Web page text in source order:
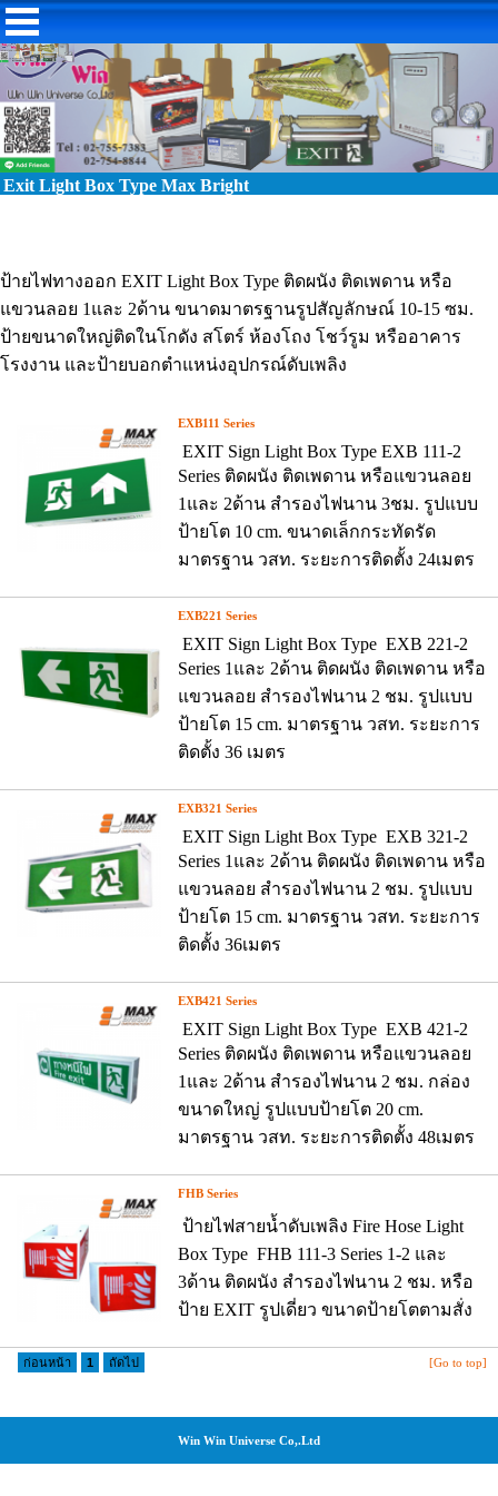
Exit Light Box Type Max Bright
ป้ายไฟทางออก EXIT Light Box Type ติดผนัง ติดเพดาน หรือ
แขวนลอย 1และ 2ด้าน ขนาดมาตรฐานรูปสัญลักษณ์ 10-15 ซม.
ป้ายขนาดใหญ่ติดในโกดัง สโตร์ ห้องโถง โชว์รูม หรืออาคาร
โรงงาน และป้ายบอกตำแหน่งอุปกรณ์ดับเพลิง
EXB111 Series
EXIT Sign Light Box Type EXB 111-2
Series ติดผนัง ติดเพดาน หรือแขวนลอย
1และ 2ด้าน สำรองไฟนาน 3ชม. รูปแบบ
ป้ายโต 10 cm. ขนาดเล็กกระทัดรัด
มาตรฐาน วสท. ระยะการติดตั้ง 24เมตร
EXB221 Series
EXIT Sign Light Box Type EXB 221-2
Series 1และ 2ด้าน ติดผนัง ติดเพดาน หรือ
แขวนลอย สำรองไฟนาน 2 ชม. รูปแบบ
ป้ายโต 15 cm. มาตรฐาน วสท. ระยะการ
ติดตั้ง 36 เมตร
EXB321 Series
EXIT Sign Light Box Type EXB 321-2
Series 1และ 2ด้าน ติดผนัง ติดเพดาน หรือ
แขวนลอย สำรองไฟนาน 2 ชม. รูปแบบ
ป้ายโต 15 cm. มาตรฐาน วสท. ระยะการ
ติดตั้ง 36เมตร
EXB421 Series
EXIT Sign Light Box Type EXB 421-2
Series ติดผนัง ติดเพดาน หรือแขวนลอย
1และ 2ด้าน สำรองไฟนาน 2 ชม. กล่อง
ขนาดใหญ่ รูปแบบป้ายโต 20 cm.
มาตรฐาน วสท. ระยะการติดตั้ง 48เมตร
FHB Series
ป้ายไฟสายน้ำดับเพลิง Fire Hose Light
Box Type FHB 111-3 Series 1-2 และ
3ด้าน ติดผนัง สำรองไฟนาน 2 ชม. หรือ
ป้าย EXIT รูปเดี่ยว ขนาดป้ายโตตามสั่ง
ก่อนหน้า 1 ถัดไป [Go to top]
Win Win Universe Co,.Ltd